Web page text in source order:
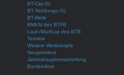
BT-City-OL
BT Rehberge-OL
BT-Meile
BMKM des BTFB
Lauf-/Wurfcup des BTB
Termine
Weitere Wettkämpfe
Neujahrsfest
Jahreshauptversammlung
Bambinifest